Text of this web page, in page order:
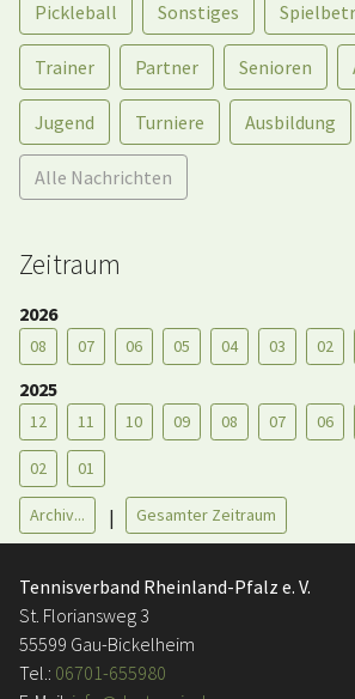
Pickleball Sonstiges
Trainer Partner Senioren
Jugend Turniere Ausbildung
Alle Nachrichten
Zeitraum
2026
08 07 06 05 04 03 02
2025
12 11 10 09 08 07 06
02 01
Archiv... | Gesamter Zeitraum
Tennisverband Rheinland-Pfalz e. V.
St. Floriansweg 3
55599 Gau-Bickelheim
Tel.: 06701-655980